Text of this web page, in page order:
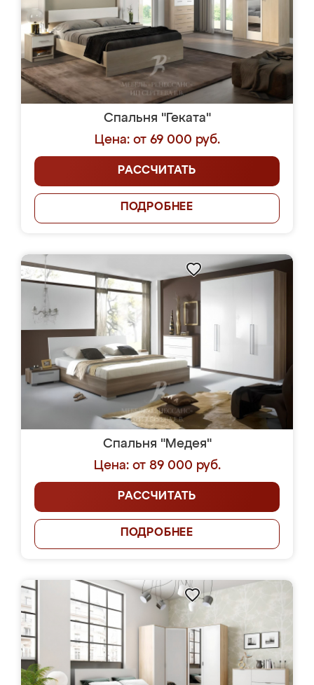
Спальня "Геката"
Цена: от 69 000 руб.
РАССЧИТАТЬ
ПОДРОБНЕЕ
Спальня "Медея"
Цена: от 89 000 руб.
РАССЧИТАТЬ
ПОДРОБНЕЕ